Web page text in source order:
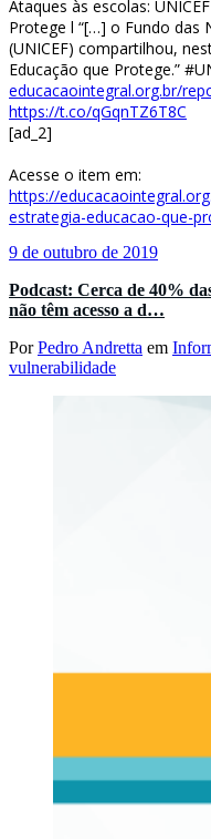
Ataques às escolas:
Protege l “[…] o Fundo das
(UNICEF) compartilhou,
Educação que Protege.”
educacaointegral.org.br/
https://t.co/qGqnTZ6T8C
[ad_2]
Acesse o item em:
https://
estrategia-educacao-que-
9 de outubro de 2019
Podcast: Cerca de 40%
não têm acesso a d…
PorPedro Andretta em
vulnerabilidade